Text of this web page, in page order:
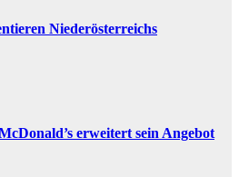
Niederösterreichs
erweitert sein Angebot